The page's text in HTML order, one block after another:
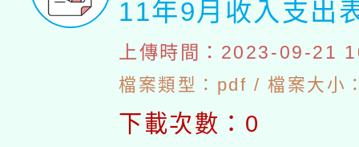
11年9月收入支出
上傳時間：2023-09-21
檔案類型：pdf / 檔案大小
下載次數：0